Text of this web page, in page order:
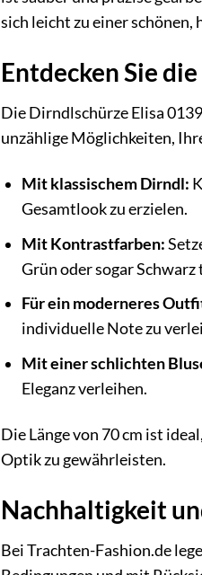
sich leicht zu einer schönen,
Entdecken Sie
Die Dirndlschürze Elisa
unzählige Möglichkeiten,
Mit klassischem Dirndl:
Gesamtlook zu erzielen.
Mit Kontrastfarben:
Grün oder sogar Schwarz
Für ein moderneres
individuelle Note zu
Mit einer schlichten
Eleganz verleihen.
Die Länge von 70 cm ist
Optik zu gewährleisten.
Nachhaltigkeit
Bei Trachten-Fashion.de